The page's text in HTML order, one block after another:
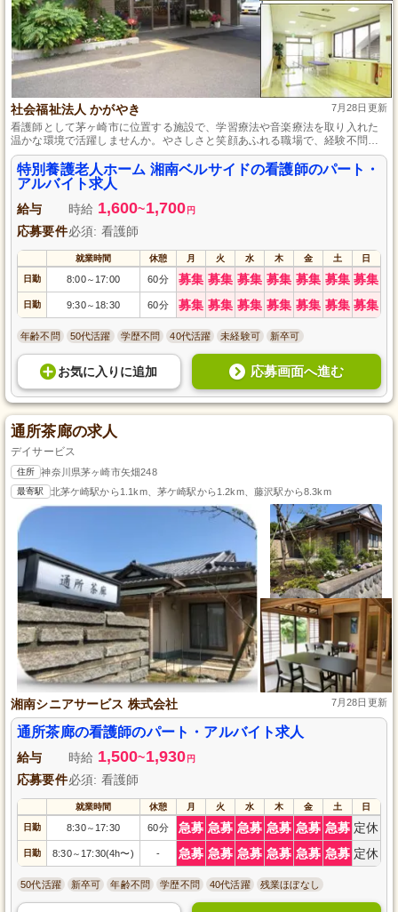
社会福祉法人 かがやき 7月28日更新
看護師として茅ヶ崎市に位置する施設で、学習療法や音楽療法を取り入れた
温かな環境で活躍しませんか。やさしさと笑顔あふれる職場で、経験不問に
てご応募可能です。入所者さまの健康管理や介護に関わる業務をお任せしま
す。通勤は車・バイク・自転車を利用でき、駐車・駐輪場も無料でご利用い
ただけます。
特別養護老人ホーム 湘南ベルサイドの看護師のパート・
アルバイト求人
給与 時給 1,600~1,700 円
応募要件必須: 看護師
就業時間 休憩 月 火 水 木 金 土 日
日勤 8:00～ 17:00 60分 募集 募集 募集 募集 募集 募集 募集
日勤 9:30～ 18:30 60分 募集 募集 募集 募集 募集 募集 募集
年齢不問 50代活躍 学歴不問 40代活躍 未経験可 新卒可
お気に入り に追加 応募画面へ進む
通所茶廊の求人
デイサービス
住所 神奈川県茅ヶ崎市矢畑248
最寄駅 北茅ケ崎駅から1.1km、茅ケ崎駅から1.2km、藤沢駅から8.3km
湘南シニアサービス 株式会社 7月28日更新
通所茶廊の看護師のパート・アルバイト求人
給与 時給 1,500~1,930 円
応募要件必須: 看護師
就業時間 休憩 月 火 水 木 金 土 日
日勤 8:30～ 17:30 60分 急募 急募 急募 急募 急募 急募 定休
日勤 8:30～ 17:30(4h〜) - 急募 急募 急募 急募 急募 急募 定休
50代活躍 新卒可 年齢不問 学歴不問 40代活躍 残業ほぼなし